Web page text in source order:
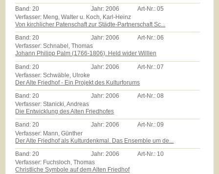
Band: 20 Jahr: 2006 Art-Nr.:05
Verfasser: Meng, Walter u. Koch, Karl-Heinz
Von kirchlicher Patenschaft zur Städte-Partnerschaft Sc...
Band:20 Jahr:2006 Art-Nr.:06
Verfasser: Schnabel, Thomas
Johann Philipp Palm (1766-1806). Held wider Willlen
Band: 20 Jahr: 2006 Art-Nr.:07
Verfasser: Schwäble, Ulroke
Der Alte Friedhof - Ein Projekt des Kulturforums
Band:20 Jahr:2006 Art-Nr.:08
Verfasser: Stanicki, Andreas
Die Entwicklung des Alten Friedhofes
Band:20 Jahr:2006 Art-Nr.:09
Verfasser: Mann, Günther
Der Alte Friedhof als Kulturdenkmal. Das Ensemble um de...
Band:20 Jahr:2006 Art-Nr.: 10
Verfasser: Fuchsloch, Thomas
Christliche Symbole auf dem Alten Friedhof